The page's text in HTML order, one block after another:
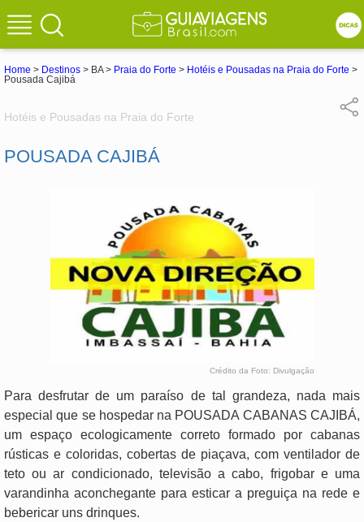
Home > Destinos > BA > Praia do Forte > Hotéis e Pousadas na Praia do Forte >
Pousada Cajibá
Hotéis e Pousadas na Praia do Forte
POUSADA CAJIBÁ
Crédito da Foto: Divulgação
Para desfrutar de um paraíso de tal grandeza, nada mais
especial que se hospedar na POUSADA CABANAS CAJIBÁ,
um espaço ecologicamente correto formado por cabanas
rústicas e coloridas, cobertas de piaçava, com ventilador de
teto ou ar condicionado, televisão a cabo, frigobar e uma
varandinha aconchegante para esticar a preguiça na rede e
bebericar uns drinques.